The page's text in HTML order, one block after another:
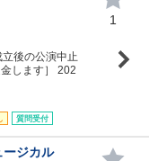
後の公演中止
します］ 202
質問受付
1
ジカル